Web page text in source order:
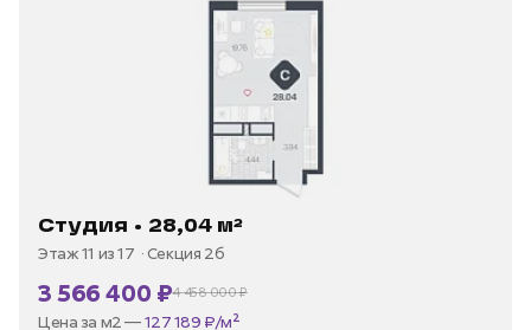
Студия • 28,04 м²
Этаж 11 из 17 Секция 2б
3 566 400 ₽4 458 000 ₽
В ипотеку —от 17 106 ₽/мес